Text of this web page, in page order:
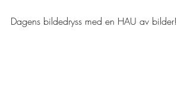
Dagens bildedryss med en HAU av bilder!